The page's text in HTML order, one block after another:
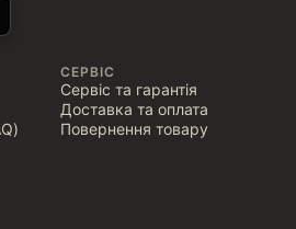
СЕРВІС
Сервіс та гарантія
Доставка та оплата
Повернення товару